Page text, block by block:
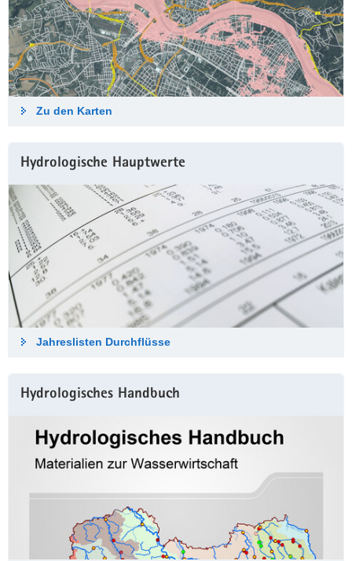
Zu den Karten
Hydrologische Haupt­werte
Jahreslisten Durch­flüsse
Hydrologisches Hand­buch